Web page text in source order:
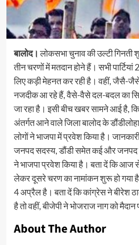
बालोद। लोकसभा चुनाव की उल्टी गिनती
तीन चरणों में मतदान होने हैं। सभी
लिए कड़ी मेहनत कर रही है। वहीं, जैसै-
नजदीक आ रहे हैं, वैसे-वैसे दल-बदल का
जा रहा है। इसी बीच खबर सामने आई है,
अंतर्गत आने वाले जिला बालोद के
लोगों ने भाजपा में प्रवेश किया है।
जनपद सदस्य, डौंडी समेत कई और जनपद
ने भाजपा प्रवेश किया है। बता दें कि आज
लेकर दूसरे चरण का नामांकन शुरू हो गया
4 अप्रैल है। बता दें कि कांग्रेस ने बीरेश
है तो वहीं, बीजेपी ने भोजराज नाग को मैदान
About The Author